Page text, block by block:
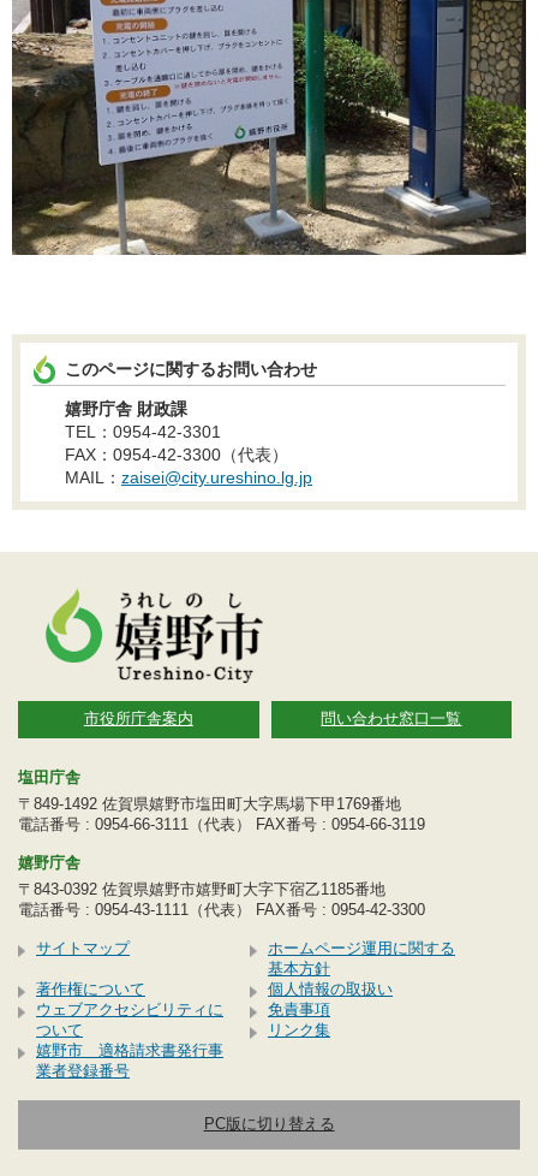
このページに関するお問い合わせ
嬉野庁舎 財政課
TEL：0954-42-3301
FAX：0954-42-3300（代表）
MAIL： zaisei@city.ureshino.lg.jp
市役所庁舎案内 問い合わせ窓口一覧
塩田庁舎
〒849-1492 佐賀県嬉野市塩田町大字馬場下甲1769番地
電話番号 : 0954-66-3111（代表） FAX番号 : 0954-66-3119
嬉野庁舎
〒843-0392 佐賀県嬉野市嬉野町大字下宿乙1185番地
電話番号 : 0954-43-1111（代表） FAX番号 : 0954-42-3300
サイトマップ
ホームページ運用に関する
基本方針
著作権について
個人情報の取扱い
ウェブアクセシビリティに
ついて
免責事項
リンク集
嬉野市 適格請求書発行事
業者登録番号
PC版に切り替える